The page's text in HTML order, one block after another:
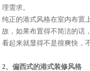
理需求。
纯正的港式风格在室内布置上
故，如果布置得不简洁的话
看起来就显得不是很爽快，
2、偏西式的港式装修风格